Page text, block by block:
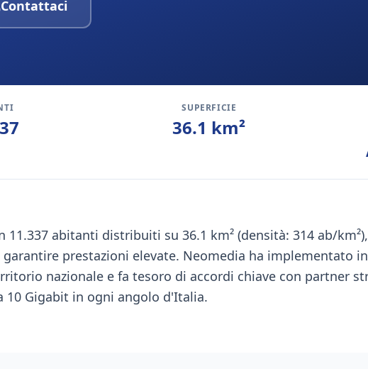
Contattaci
SUPERFICIE
36.1 km²
11.337 abitanti distribuiti su 36.1 km² (densità: 314 ab/
garantire prestazioni elevate. Neomedia ha implementato
nazionale e fa tesoro di accordi chiave con partner
10 Gigabit in ogni angolo d'Italia.